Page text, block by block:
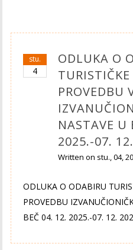
stu.
4
ODLUKA O
TURISTIČKE
PROVEDBU
NASTAVE U
2025.-07.
Written on stu., 04,
ODLUKA O ODABIRU
PROVEDBU
BEČ 04. 12. 2025.-07. 12.